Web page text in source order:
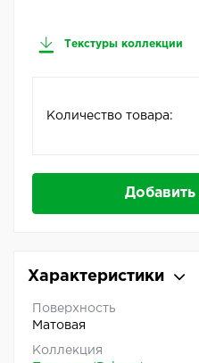
Текстуры коллекции
Количество товара:
Характеристики
Поверхность
Матовая
Коллекция